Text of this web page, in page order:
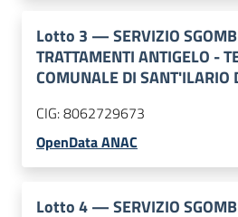
Lotto 3 —SERVIZIO
TRATTAMENTI ANTIGELO -
COMUNALE DI SANT'ILARIO
CIG:8062729673
OpenData ANAC
Lotto4—SERVIZIO